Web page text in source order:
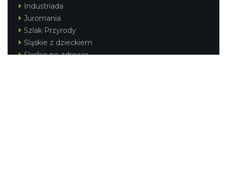
Industriada
Juromania
Szlak Przyrody
Śląskie z dzieckiem
Śląskie po zdrowie